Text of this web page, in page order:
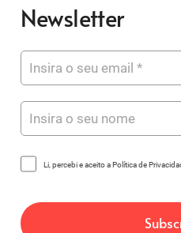
Newsletter
Li, percebi e aceito a Política de